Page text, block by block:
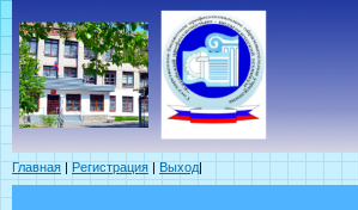
Главная | Регистрация | Выход|